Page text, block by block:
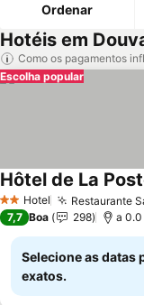
Ordenar
Hotéis em
Como os pagamentos
Escolha popular
2 Estrelas
Hotel Restaurante
Hôtel de La
7,7 Boa 298 a 0.0
Selecione as datas
exatos.